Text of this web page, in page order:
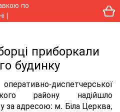
приборкали
будинку
диспетчерської
району надійшло
за адресою: м. Біла Церква,